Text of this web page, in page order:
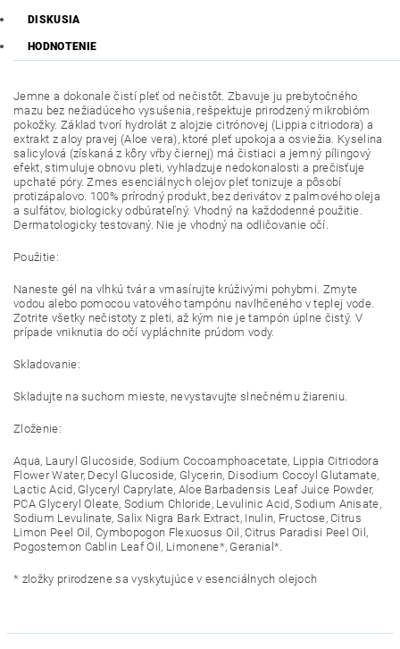
DISKUSIA
HODNOTENIE
Jemne a dokonale čistí pleť od nečistôt. Zbavuje ju prebytočného
mazu bez nežiadúceho vysušenia, rešpektuje prirodzený mikrobióm
pokožky. Základ tvorí hydrolát z alojzie citrónovej (Lippia citriodora) a
extrakt z aloy pravej (Aloe vera), ktoré pleť upokoja a osviežia. Kyselina
salicylová (získaná z kôry vŕby čiernej) má čistiaci a jemný pílingový
efekt, stimuluje obnovu pleti, vyhladzuje nedokonalosti a prečisťuje
upchaté póry. Zmes esenciálnych olejov pleť tonizuje a pôsobí
protizápalovo. 100% prírodný produkt, bez derivátov z palmového oleja
a sulfátov, biologicky odbúrateľný. Vhodný na každodenné použitie.
Dermatologicky testovaný. Nie je vhodný na odličovanie očí.
Použitie:
Naneste gél na vlhkú tvár a vmasírujte krúživými pohybmi. Zmyte
vodou alebo pomocou vatového tampónu navlhčeného v teplej vode.
Zotrite všetky nečistoty z pleti, až kým nie je tampón úplne čistý. V
prípade vniknutia do očí vypláchnite prúdom vody.
Skladovanie:
Skladujte na suchom mieste, nevystavujte slnečnému žiareniu.
Zloženie:
Aqua, Lauryl Glucoside, Sodium Cocoamphoacetate, Lippia Citriodora
Flower Water, Decyl Glucoside, Glycerin, Disodium Cocoyl Glutamate,
Lactic Acid, Glyceryl Caprylate, Aloe Barbadensis Leaf Juice Powder,
PCA Glyceryl Oleate, Sodium Chloride, Levulinic Acid, Sodium Anisate,
Sodium Levulinate, Salix Nigra Bark Extract, Inulin, Fructose, Citrus
Limon Peel Oil, Cymbopogon Flexuosus Oil, Citrus Paradisi Peel Oil,
Pogostemon Cablin Leaf Oil, Limonene*, Geranial*.
* zložky prirodzene sa vyskytujúce v esenciálnych olejoch